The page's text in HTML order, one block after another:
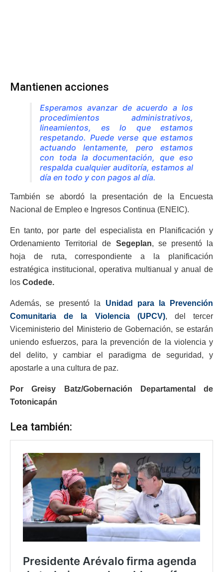
Mantienen acciones
Esperamos avanzar de acuerdo a los
procedimientos administrativos,
lineamientos, es lo que estamos
respetando. Puede verse que estamos
actuando lentamente, pero estamos
con toda la documentación, que eso
respalda cualquier auditoría, estamos al
día en todo y con pagos al día.
También se abordó la presentación de la Encuesta
Nacional de Empleo e Ingresos Continua (ENEIC).
En tanto, por parte del especialista en Planificación y
Ordenamiento Territorial de Segeplan, se presentó la
hoja de ruta, correspondiente a la planificación
estratégica institucional, operativa multianual y anual de
los Codede.
Además, se presentó la Unidad para la Prevención
Comunitaria de la Violencia (UPCV), del tercer
Viceministerio del Ministerio de Gobernación, se estarán
uniendo esfuerzos, para la prevención de la violencia y
del delito, y cambiar el paradigma de seguridad, y
apostarle a una cultura de paz.
Por Greisy Batz/Gobernación Departamental de
Totonicapán
Lea también: